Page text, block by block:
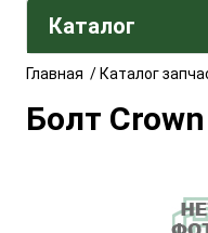
Каталог
Главная /Каталог
Болт